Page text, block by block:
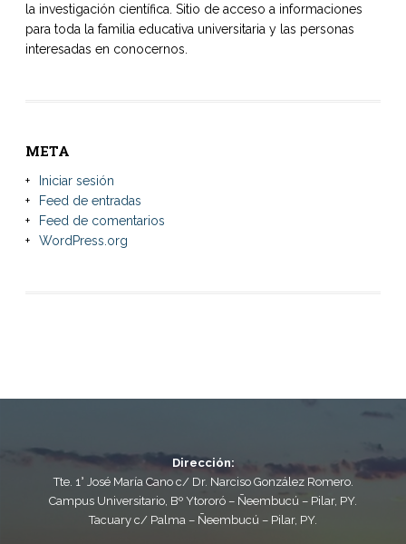
la investigación científica. Sitio de acceso a informaciones
para toda la familia educativa universitaria y las personas
interesadas en conocernos.
META
Iniciar sesión
Feed de entradas
Feed de comentarios
WordPress.org
Dirección:
Tte. 1° José María Cano c/ Dr. Narciso González Romero.
Campus Universitario, Bº Ytororó – Ñeembucú – Pilar, PY.
Tacuary c/ Palma – Ñeembucú – Pilar, PY.